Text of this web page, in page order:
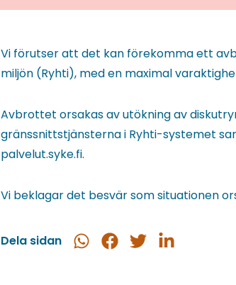
Vi förutser att det kan förekomma ett
miljön (Ryhti), med en maximal
Avbrottet orsakas av utökning av
gränssnittstjänsterna i Ryhti-systemet
palvelut.syke.fi.
Vi beklagar det besvär som situationen
Dela sidan
Dela
Dela
Dela
Dela